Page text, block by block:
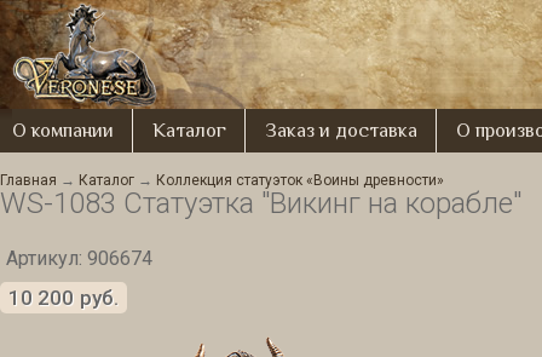
О компании Каталог Заказ и доставка О
Главная → Каталог → Коллекция статуэток «Воины древности»
WS-1083 Статуэтка "Викинг на корабле"
Артикул: 906674
10 200 руб.